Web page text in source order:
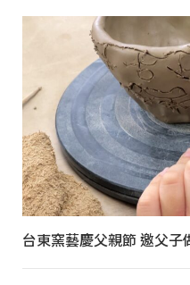
台東窯藝慶父親節 邀父子